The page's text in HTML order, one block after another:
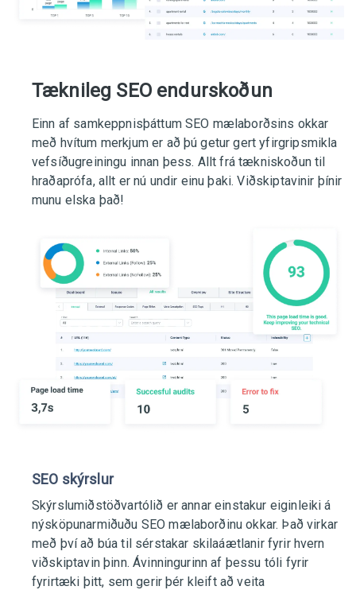
Tæknileg SEO endurskoðun
Einn af samkeppnisþáttum SEO mælaborðsins okkar
með hvítum merkjum er að þú getur gert yfirgripsmikla
vefsíðugreiningu innan þess. Allt frá tækniskoðun til
hraðaprófa, allt er nú undir einu þaki. Viðskiptavinir þínir
munu elska það!
SEO skýrslur
Skýrslumiðstöðvartólið er annar einstakur eiginleiki á
nýsköpunarmiðuðu SEO mælaborðinu okkar. Það virkar
með því að búa til sérstakar skilaáætlanir fyrir hvern
viðskiptavin þinn. Ávinningurinn af þessu tóli fyrir
fyrirtæki þitt, sem gerir þér kleift að veita